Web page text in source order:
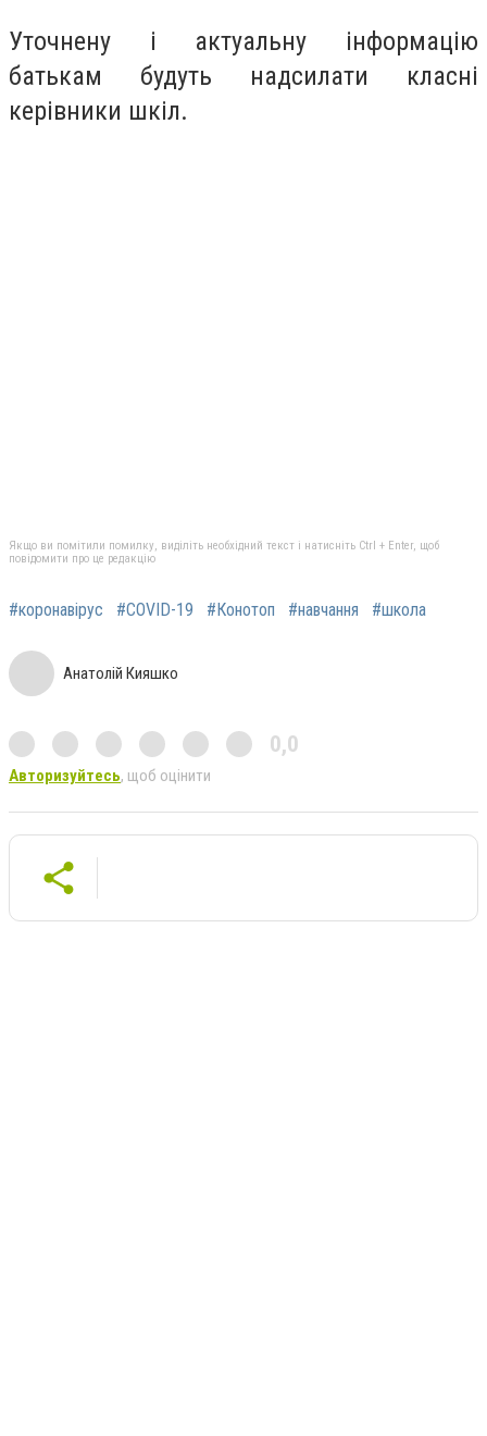
Уточнену і актуальну інформацію
батькам будуть надсилати класні
керівники шкіл.
Якщо ви помітили помилку, виділіть необхідний текст і натисніть Ctrl + Enter, щоб
повідомити про це редакцію
#коронавірус #COVID-19 #Конотоп #навчання #школа
Анатолій Кияшко
0,0
Авторизуйтесь, щоб оцінити